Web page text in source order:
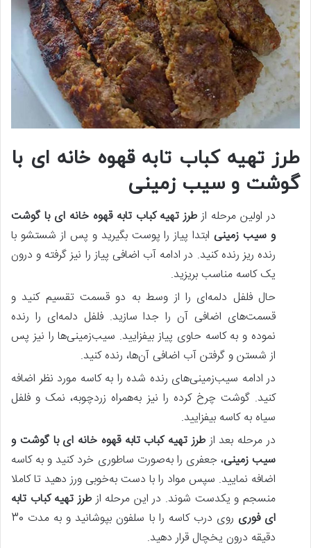
طرز تهیه کباب تابه قهوه خانه ای با
گوشت و سیب زمینی
در اولین مرحله ازطرز تهیه کباب تابه قهوه خانه ای با گوشت
و سیب زمینیابتدا پیاز را پوست بگیرید و پس‌ از شستشو با
رنده ریز رنده کنید. در ادامه آب اضافی پیاز را نیز گرفته و درون
یک کاسه مناسب بریزید.
حال فلفل دلمه‌ای را از وسط به دو قسمت تقسیم کنید و
قسمت‌های اضافی آن را جدا سازید. فلفل دلمه‌ای را رنده
نموده و به کاسه حاوی پیاز بیفزایید. سیب‌زمینی‌ها را نیز پس‌
از شستن و گرفتن آب اضافی آن‌ها، رنده کنید.
در ادامه سیب‌زمینی‌های رنده شده را به کاسه مورد نظر اضافه
کنید. گوشت چرخ کرده را نیز به‌همراه زردچوبه، نمک و فلفل
سیاه به کاسه بیفزایید.
در مرحله بعد ازطرز تهیه کباب تابه قهوه خانه ای با گوشت و
سیب زمینی، جعفری را به‌صورت ساطوری خرد کنید و به کاسه
اضافه نمایید. سپس مواد را با دست به‌خوبی ورز دهید تا کاملا
منسجم و یکدست شوند. در این مرحله ازطرز تهیه کباب تابه
‌ای فوری
روی درب کاسه را با سلفون بپوشانید و به مدت 30
دقیقه درون یخچال قرار دهید.